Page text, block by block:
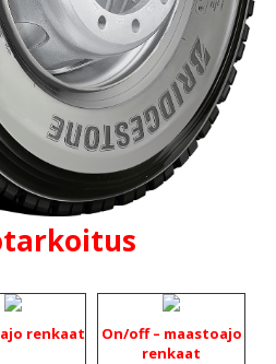
renkaat
On/off – maastoajo
renkaat